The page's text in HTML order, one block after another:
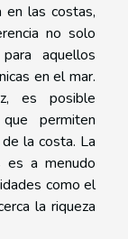
en las costas,
no solo
aquellos
en el mar.
es posible
permiten
la costa. La
a menudo
como el
la riqueza